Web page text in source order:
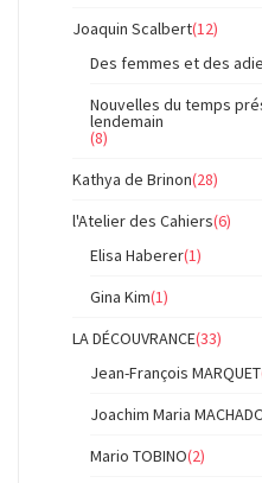
Joaquin Scalbert(12)
Des femmes et des
Nouvelles du temps
lendemain
(8)
Kathya de Brinon(28)
l'Atelier des Cahiers(6)
Elisa Haberer(1)
Gina Kim(1)
LA DÉCOUVRANCE(33)
Jean-François MARQUET
Joachim Maria
Mario TOBINO(2)